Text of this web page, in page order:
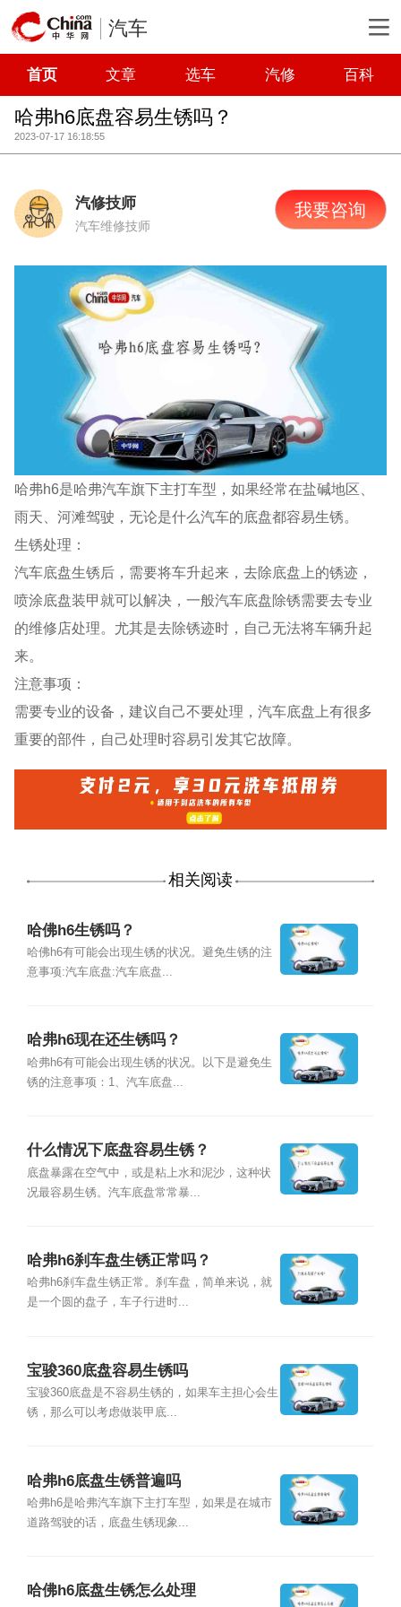
汽车
首页 文章 选车 汽修 百科
哈弗h6底盘容易生锈吗？
2023-07-17 16:18:55
汽修技师
汽车维修技师
我要咨询
哈弗h6是哈弗汽车旗下主打车型，如果经常在盐碱地区、
雨天、河滩驾驶，无论是什么汽车的底盘都容易生锈。
生锈处理：
汽车底盘生锈后，需要将车升起来，去除底盘上的锈迹，
喷涂底盘装甲就可以解决，一般汽车底盘除锈需要去专业
的维修店处理。尤其是去除锈迹时，自己无法将车辆升起
来。
注意事项：
需要专业的设备，建议自己不要处理，汽车底盘上有很多
重要的部件，自己处理时容易引发其它故障。
相关阅读
哈佛h6生锈吗？
哈佛h6有可能会出现生锈的状况。避免生锈的注
意事项:汽车底盘:汽车底盘...
哈弗h6现在还生锈吗？
哈弗h6有可能会出现生锈的状况。以下是避免生
锈的注意事项：1、汽车底盘...
什么情况下底盘容易生锈？
底盘暴露在空气中，或是粘上水和泥沙，这种状
况最容易生锈。汽车底盘常常暴...
哈弗h6刹车盘生锈正常吗？
哈弗h6刹车盘生锈正常。刹车盘，简单来说，就
是一个圆的盘子，车子行进时...
宝骏360底盘容易生锈吗
宝骏360底盘是不容易生锈的，如果车主担心会生
锈，那么可以考虑做装甲底...
哈弗h6底盘生锈普遍吗
哈弗h6是哈弗汽车旗下主打车型，如果是在城市
道路驾驶的话，底盘生锈现象...
哈佛h6底盘生锈怎么处理